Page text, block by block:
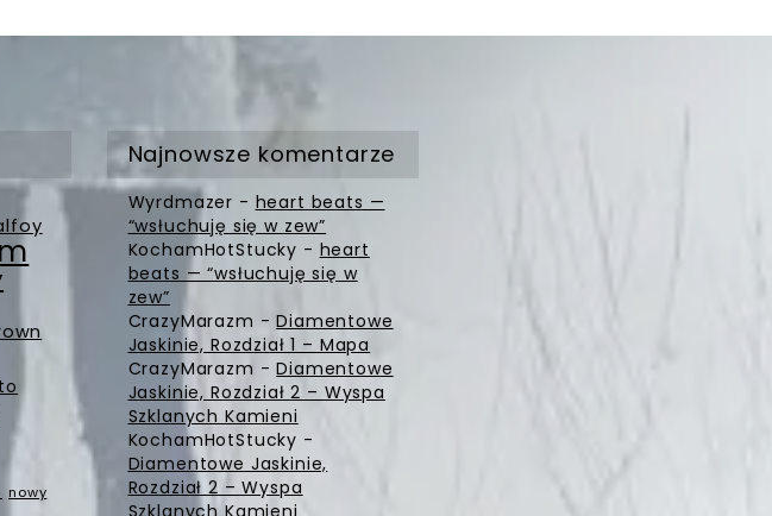
nowy
Najnowsze komentarze
Wyrdmazer - heart beats —
“wsłuchuję się w zew”
KochamHotStucky - heart
beats — “wsłuchuję się w
zew”
CrazyMarazm -Diamentowe
Jaskinie, Rozdział 1 – Mapa
CrazyMarazm -Diamentowe
Jaskinie, Rozdział 2 – Wyspa
Szklanych Kamieni
KochamHotStucky -
Diamentowe Jaskinie,
Rozdział 2 – Wyspa
Szklanych Kamieni